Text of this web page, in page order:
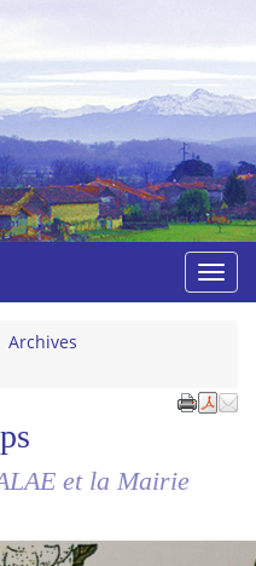
Menu
Archives
et la Mairie